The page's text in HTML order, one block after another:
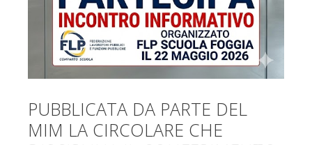
PUBBLICATA DA PARTE DEL
MIM LA CIRCOLARE CHE